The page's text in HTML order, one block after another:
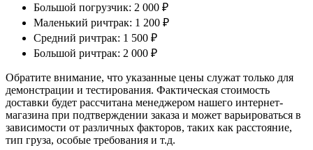
Большой погрузчик: 2 000 ₽
Маленький ричтрак: 1 200 ₽
Средний ричтрак: 1 500 ₽
Большой ричтрак: 2 000 ₽
Обратите внимание, что указанные цены служат только для
демонстрации и тестирования. Фактическая стоимость
доставки будет рассчитана менеджером нашего интернет-
магазина при подтверждении заказа и может варьироваться в
зависимости от различных факторов, таких как расстояние,
тип груза, особые требования и т.д.